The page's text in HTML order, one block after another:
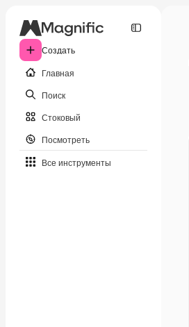
Создать
Главная
Поиск
Стоковый
Посмотреть
Все инструменты